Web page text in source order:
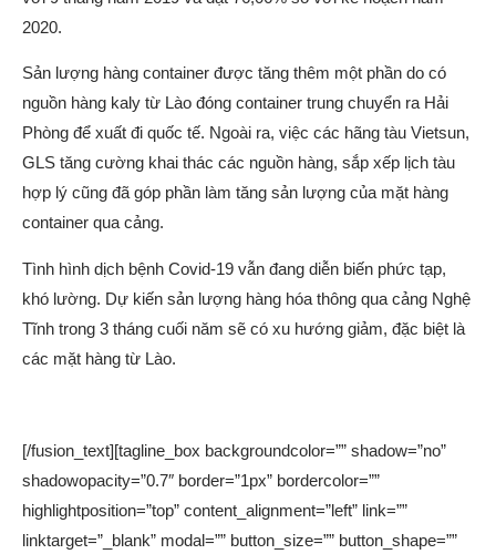
2020.
Sản lượng hàng container được tăng thêm một phần do có
nguồn hàng kaly từ Lào đóng container trung chuyển ra Hải
Phòng để xuất đi quốc tế. Ngoài ra, việc các hãng tàu Vietsun,
GLS tăng cường khai thác các nguồn hàng, sắp xếp lịch tàu
hợp lý cũng đã góp phần làm tăng sản lượng của mặt hàng
container qua cảng.
Tình hình dịch bệnh Covid-19 vẫn đang diễn biến phức tạp,
khó lường. Dự kiến sản lượng hàng hóa thông qua cảng Nghệ
Tĩnh trong 3 tháng cuối năm sẽ có xu hướng giảm, đặc biệt là
các mặt hàng từ Lào.
[/fusion_text][tagline_box backgroundcolor=”” shadow=”no”
shadowopacity=”0.7″ border=”1px” bordercolor=””
highlightposition=”top” content_alignment=”left” link=””
linktarget=”_blank” modal=”” button_size=”” button_shape=””